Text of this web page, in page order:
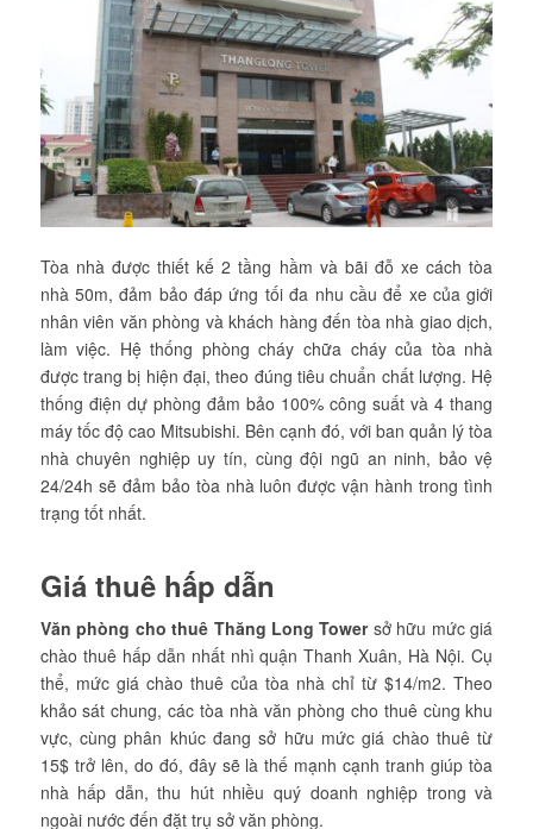
Tòa nhà được thiết kế 2 tầng hầm và bãi đỗ xe cách tòa
nhà 50m, đảm bảo đáp ứng tối đa nhu cầu để xe của giới
nhân viên văn phòng và khách hàng đến tòa nhà giao dịch,
làm việc. Hệ thống phòng cháy chữa cháy của tòa nhà
được trang bị hiện đại, theo đúng tiêu chuẩn chất lượng. Hệ
thống điện dự phòng đảm bảo 100% công suất và 4 thang
máy tốc độ cao Mitsubishi. Bên cạnh đó, với ban quản lý tòa
nhà chuyên nghiệp uy tín, cùng đội ngũ an ninh, bảo vệ
24/24h sẽ đảm bảo tòa nhà luôn được vận hành trong tình
trạng tốt nhất.
Giá thuê hấp dẫn
Văn phòng cho thuê Thăng Long Towersở hữu mức giá
chào thuê hấp dẫn nhất nhì quận Thanh Xuân, Hà Nội. Cụ
thể, mức giá chào thuê của tòa nhà chỉ từ $14/m2. Theo
khảo sát chung, các tòa nhà văn phòng cho thuê cùng khu
vực, cùng phân khúc đang sở hữu mức giá chào thuê từ
15$ trở lên, do đó, đây sẽ là thế mạnh cạnh tranh giúp tòa
nhà hấp dẫn, thu hút nhiều quý doanh nghiệp trong và
ngoài nước đến đặt trụ sở văn phòng.